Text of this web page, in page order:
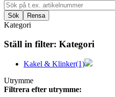
Kategori
Ställ in filter: Kategori
Kakel & Klinker(1)
Utrymme
Filtrera efter utrymme: